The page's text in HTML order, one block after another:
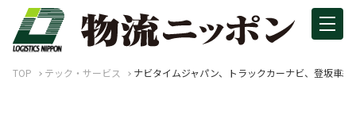
TOP テック・サービス ナビタイムジャパン、トラックカーナビ、登坂車